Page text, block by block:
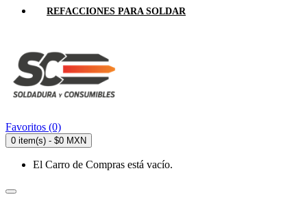
REFACCIONES PARA SOLDAR
Favoritos (0)
0 item(s) - $0 MXN
El Carro de Compras está vacío.